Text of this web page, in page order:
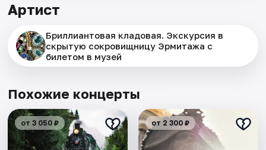
Артист
Бриллиантовая кладовая. Экскурсия в
скрытую сокровищницу Эрмитажа с
билетом в музей
Похожие концерты
от 3 050 ₽ от 2 300 ₽